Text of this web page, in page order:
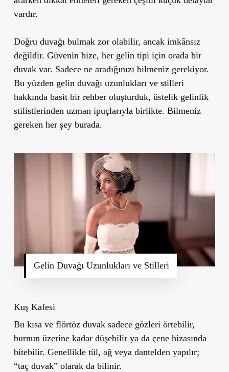
vardır.
Doğru duvağı bulmak zor olabilir, ancak imkânsız
değildir. Güvenin bize, her gelin tipi için orada bir
duvak var. Sadece ne aradığınızı bilmeniz gerekiyor.
Bu yüzden gelin duvağı uzunlukları ve stilleri
hakkında basit bir rehber oluşturduk, üstelik gelinlik
stilistlerinden uzman ipuçlarıyla birlikte. Bilmeniz
gereken her şey burada.
Gelin Duvağı Uzunlukları ve Stilleri
Kuş Kafesi
Bu kısa ve flörtöz duvak sadece gözleri örtebilir,
burnun üzerine kadar düşebilir ya da çene hizasında
bitebilir. Genellikle tül, ağ veya dantelden yapılır;
“taç duvak” olarak da bilinir.